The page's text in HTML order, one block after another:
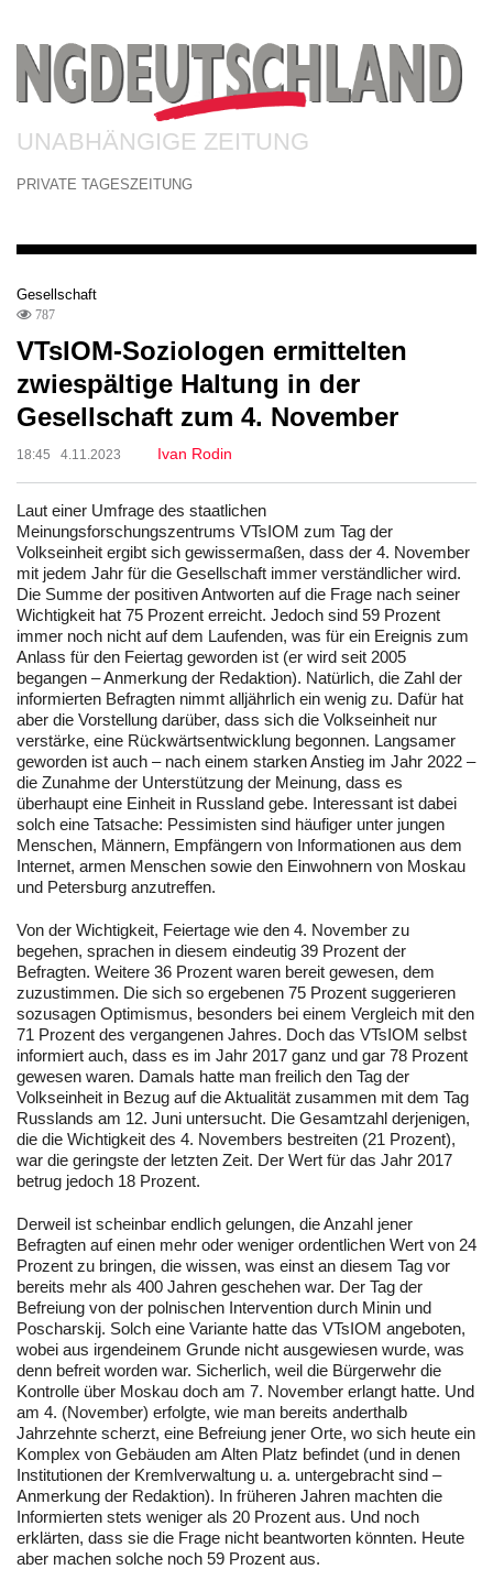
UNABHÄNGIGE ZEITUNG
PRIVATE TAGESZEITUNG
Gesellschaft
787
VTsIOM-Soziologen ermittelten
zwiespältige Haltung in der
Gesellschaft zum 4. November
18:45 4.11.2023 Ivan Rodin
Laut einer Umfrage des staatlichen
Meinungsforschungszentrums VTsIOM zum Tag der
Volkseinheit ergibt sich gewissermaßen, dass der 4. November
mit jedem Jahr für die Gesellschaft immer verständlicher wird.
Die Summe der positiven Antworten auf die Frage nach seiner
Wichtigkeit hat 75 Prozent erreicht. Jedoch sind 59 Prozent
immer noch nicht auf dem Laufenden, was für ein Ereignis zum
Anlass für den Feiertag geworden ist (er wird seit 2005
begangen – Anmerkung der Redaktion). Natürlich, die Zahl der
informierten Befragten nimmt alljährlich ein wenig zu. Dafür hat
aber die Vorstellung darüber, dass sich die Volkseinheit nur
verstärke, eine Rückwärtsentwicklung begonnen. Langsamer
geworden ist auch – nach einem starken Anstieg im Jahr 2022 –
die Zunahme der Unterstützung der Meinung, dass es
überhaupt eine Einheit in Russland gebe. Interessant ist dabei
solch eine Tatsache: Pessimisten sind häufiger unter jungen
Menschen, Männern, Empfängern von Informationen aus dem
Internet, armen Menschen sowie den Einwohnern von Moskau
und Petersburg anzutreffen.
Von der Wichtigkeit, Feiertage wie den 4. November zu
begehen, sprachen in diesem eindeutig 39 Prozent der
Befragten. Weitere 36 Prozent waren bereit gewesen, dem
zuzustimmen. Die sich so ergebenen 75 Prozent suggerieren
sozusagen Optimismus, besonders bei einem Vergleich mit den
71 Prozent des vergangenen Jahres. Doch das VTsIOM selbst
informiert auch, dass es im Jahr 2017 ganz und gar 78 Prozent
gewesen waren. Damals hatte man freilich den Tag der
Volkseinheit in Bezug auf die Aktualität zusammen mit dem Tag
Russlands am 12. Juni untersucht. Die Gesamtzahl derjenigen,
die die Wichtigkeit des 4. Novembers bestreiten (21 Prozent),
war die geringste der letzten Zeit. Der Wert für das Jahr 2017
betrug jedoch 18 Prozent.
Derweil ist scheinbar endlich gelungen, die Anzahl jener
Befragten auf einen mehr oder weniger ordentlichen Wert von 24
Prozent zu bringen, die wissen, was einst an diesem Tag vor
bereits mehr als 400 Jahren geschehen war. Der Tag der
Befreiung von der polnischen Intervention durch Minin und
Poscharskij. Solch eine Variante hatte das VTsIOM angeboten,
wobei aus irgendeinem Grunde nicht ausgewiesen wurde, was
denn befreit worden war. Sicherlich, weil die Bürgerwehr die
Kontrolle über Moskau doch am 7. November erlangt hatte. Und
am 4. (November) erfolgte, wie man bereits anderthalb
Jahrzehnte scherzt, eine Befreiung jener Orte, wo sich heute ein
Komplex von Gebäuden am Alten Platz befindet (und in denen
Institutionen der Kremlverwaltung u. a. untergebracht sind –
Anmerkung der Redaktion). In früheren Jahren machten die
Informierten stets weniger als 20 Prozent aus. Und noch
erklärten, dass sie die Frage nicht beantworten könnten. Heute
aber machen solche noch 59 Prozent aus.